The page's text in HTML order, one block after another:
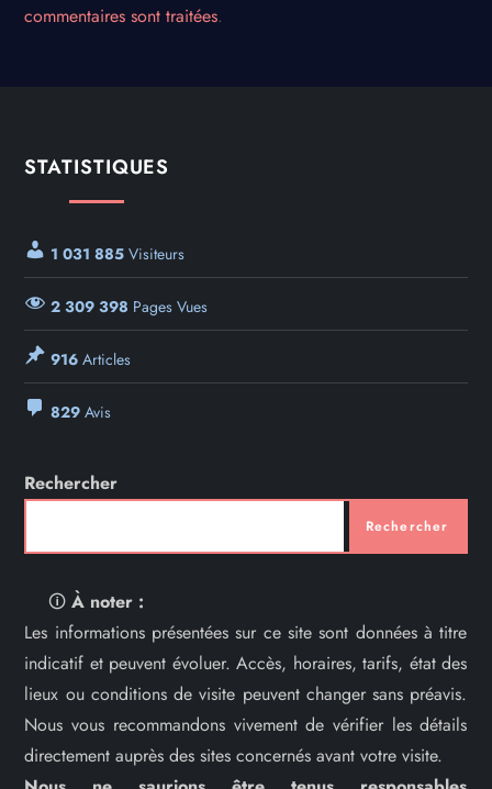
commentaires sont traitées.
STATISTIQUES
1 031 885 Visiteurs
2 309 398 Pages Vues
916 Articles
829 Avis
Rechercher
Rechercher
🛈À noter :
Les informations présentées sur ce site sont données à titre
indicatif et peuvent évoluer. Accès, horaires, tarifs, état des
lieux ou conditions de visite peuvent changer sans préavis.
Nous vous recommandons vivement de vérifier les détails
directement auprès des sites concernés avant votre visite.